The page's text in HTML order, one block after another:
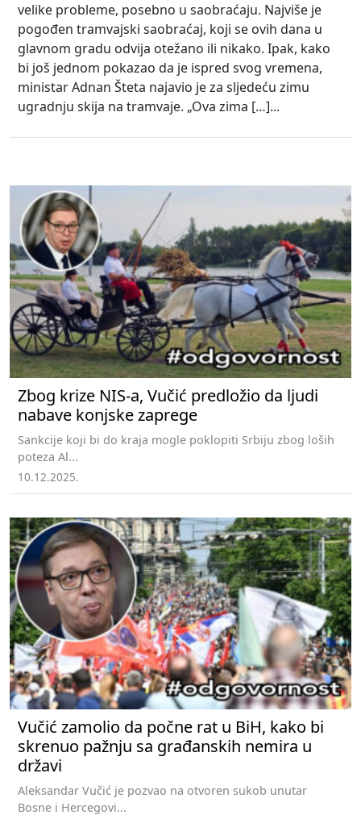
velike probleme, posebno u saobraćaju. Najviše je
pogođen tramvajski saobraćaj, koji se ovih dana u
glavnom gradu odvija otežano ili nikako. Ipak, kako
bi još jednom pokazao da je ispred svog vremena,
ministar Adnan Šteta najavio je za sljedeću zimu
ugradnju skija na tramvaje. „Ova zima […]...
Zbog krize NIS-a, Vučić predložio da ljudi
nabave konjske zaprege
Sankcije koji bi do kraja mogle poklopiti Srbiju zbog loših
poteza Al...
10.12.2025.
Vučić zamolio da počne rat u BiH, kako bi
skrenuo pažnju sa građanskih nemira u
državi
Aleksandar Vučić je pozvao na otvoren sukob unutar
Bosne i Hercegovi...